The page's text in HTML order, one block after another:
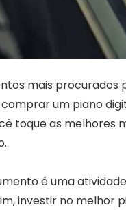
mais
um piano
toque as melhores
é uma
investir no melhor